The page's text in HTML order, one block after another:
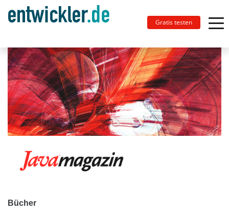
Gratis testen
Bücher